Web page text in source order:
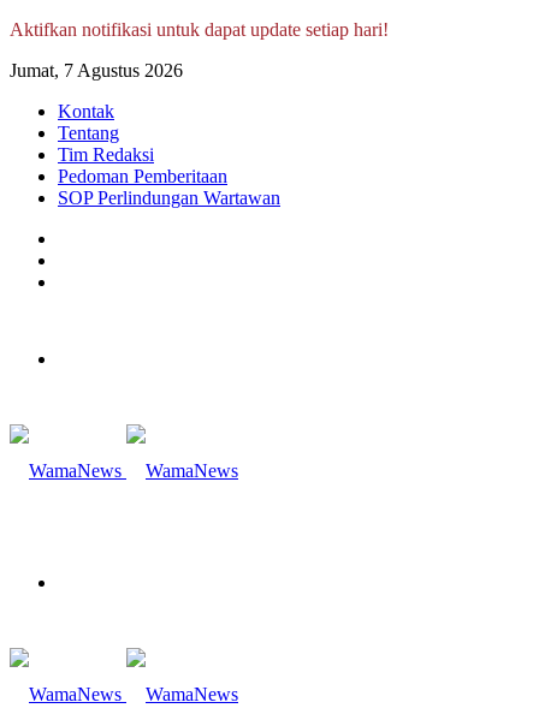
Aktifkan notifikasi untuk dapat update setiap hari!
Jumat, 7 Agustus 2026
Kontak
Tentang
Tim Redaksi
Pedoman Pemberitaan
SOP Perlindungan Wartawan